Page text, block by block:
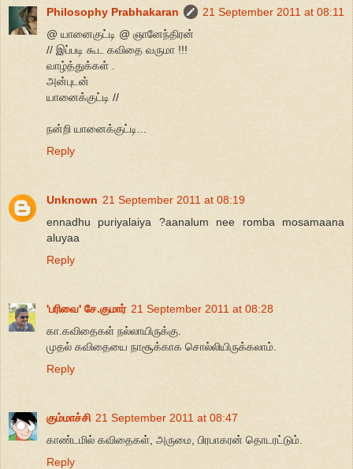
Philosophy Prabhakaran
21 September 2011 at 08:11
@ யானைகுட்டி @ ஞானேந்திரன்
// இப்படி கூட கவிதை வருமா !!!
வாழ்த்துக்கள் .
அன்புடன்
யானைக்குட்டி //
நன்றி யானைக்குட்டி...
Reply
Unknown 21 September 2011 at 08:19
ennadhu puriyalaiya ?aanalum nee romba mosamaana
aluyaa
Reply
'பரிவை' சே.குமார் 21 September 2011 at 08:28
கா.கவிதைகள் நல்லாயிருக்கு.
முதல் கவிதையை நாசூக்காக சொல்லியிருக்கலாம்.
Reply
கும்மாச்சி 21 September 2011 at 08:47
காண்டமில் கவிதைகள், அருமை, பிரபாகரன் தொடரட்டும்.
Reply